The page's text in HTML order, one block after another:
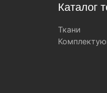
Каталог
Ткани